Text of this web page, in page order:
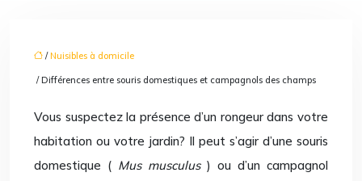
/Nuisibles à domicile
/ Différences entre souris domestiques et campagnols des champs
Vous suspectez la présence d’un rongeur dans votre
habitation ou votre jardin? Il peut s’agir d’une souris
domestique ( Mus musculus ) ou d’un campagnol